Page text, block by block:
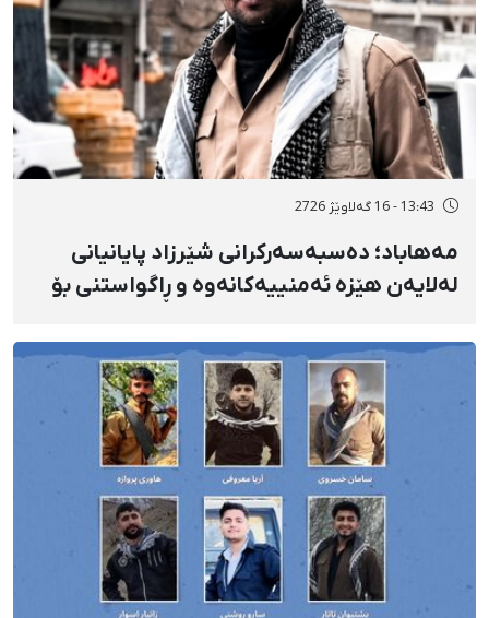
13:43 - 16 گەلاوێژ 2726
مەهاباد؛ دەسبەسەرکرانی شێرزاد پایانیانی
لەلایەن هێزە ئەمنییەکانەوە و ڕاگواستنی بۆ